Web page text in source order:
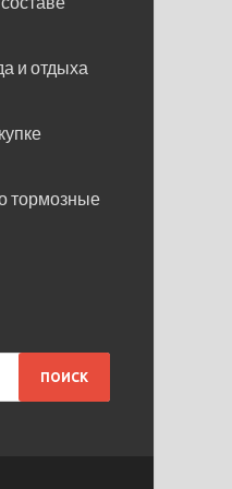
и отдыха
тормозные